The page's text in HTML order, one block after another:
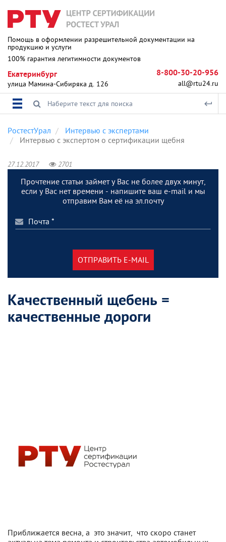
Помощь в оформлении разрешительной документации на
продукцию и услуги
100% гарантия легитимности документов
Екатеринбург
улица Мамина-Сибиряка д. 126
8-800-30-20-956
all@rtu24.ru
РостестУрал
Интервью с экспертами
Интервью с экспертом о сертификации щебня
27.12.2017 2701
Прочтение статьи займет у Вас не более двух минут,
если у Вас нет времени - напишите ваш e-mail и мы
отправим Вам её на эл.почту
ОТПРАВИТЬ E-MAIL
Качественный щебень =
качественные дороги
Приближается весна, а это значит, что скоро станет